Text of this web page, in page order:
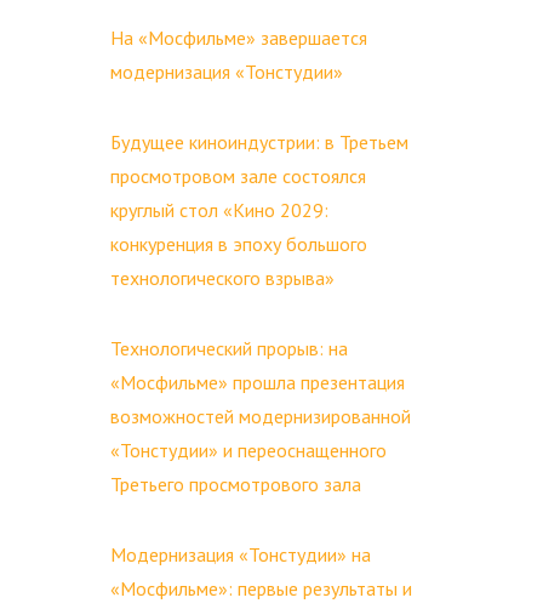
На «Мосфильме» завершается
модернизация «Тонстудии»
Будущее киноиндустрии: в Третьем
просмотровом зале состоялся
круглый стол «Кино 2029:
конкуренция в эпоху большого
технологического взрыва»
Технологический прорыв: на
«Мосфильме» прошла презентация
возможностей модернизированной
«Тонстудии» и переоснащенного
Третьего просмотрового зала
Модернизация «Тонстудии» на
«Мосфильме»: первые результаты и